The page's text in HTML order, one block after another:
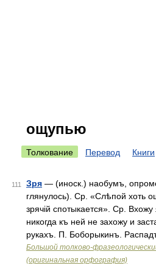
ощупью
Толкование Перевод Книги
111 Зря — (иноск.) наобумъ,
глянулось). Ср. «Слѣпой хоть
зрячій спотыкается». Ср.
никогда къ ней не захожу и
рукахъ. П. Боборыкинъ.
Большой толково-
(оригинальная орфография)